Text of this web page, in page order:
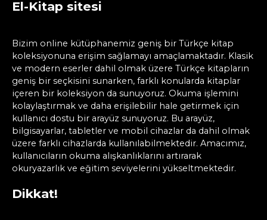
El-Kitap sitesi
Bizim online kütüphanemiz geniş bir Türkçe kitap
koleksiyonuna erişim sağlamayı amaçlamaktadır. Klasik
ve modern eserler dahil olmak üzere Türkçe kitapların
geniş bir seçkisini sunarken, farklı konularda kitaplar
içeren bir koleksiyon da sunuyoruz. Okuma işlemini
kolaylaştırmak ve daha erişilebilir hale getirmek için
kullanıcı dostu bir arayüz sunuyoruz. Bu arayüz,
bilgisayarlar, tabletler ve mobil cihazlar da dahil olmak
üzere farklı cihazlarda kullanılabilmektedir. Amacımız,
kullanıcıların okuma alışkanlıklarını artırarak
okuryazarlık ve eğitim seviyelerini yükseltmektedir.
Dikkat!